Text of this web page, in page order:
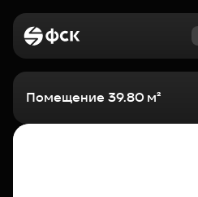
Помещение 39.80 м²